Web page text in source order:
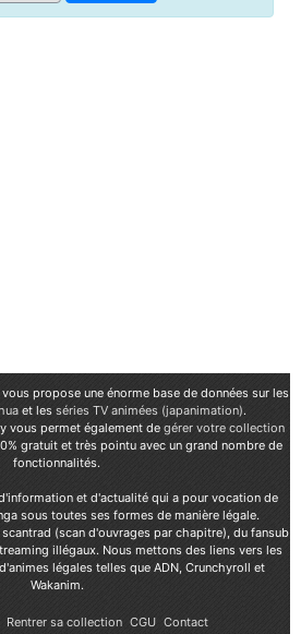
vous propose une énorme base de données sur les
et les séries TV animées (japanimation).
vous permet également de gérer votre collection
gratuit et très pointu avec un grand nombre de
fonctionnalités.
et d'actualité qui a pour vocation de
sous toutes ses formes de manière légale.
(scan d'ouvrages par chapitre), du fansub
illégaux. Nous mettons des liens vers les
légales telles que ADN, Crunchyroll et
Wakanim.
Rentrer sa collection CGU Contact